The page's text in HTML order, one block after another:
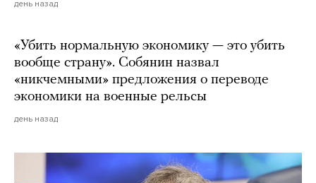
день назад
«Убить нормальную экономику — это убить
вообще страну». Собянин назвал
«никчемными» предложения о переводе
экономики на военные рельсы
день назад